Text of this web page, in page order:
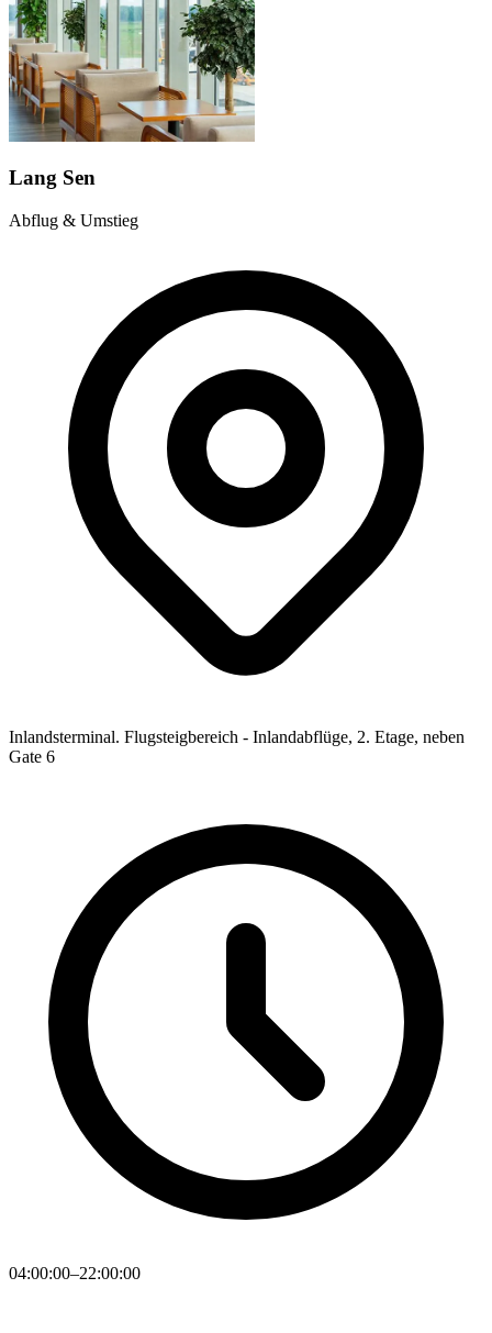
Lang Sen
Abflug & Umstieg
Inlandsterminal. Flugsteigbereich - Inlandabflüge, 2. Etage, neben
Gate 6
04:00:00–22:00:00